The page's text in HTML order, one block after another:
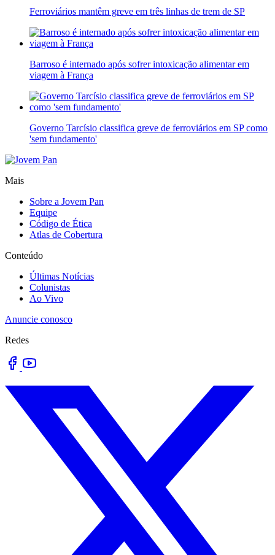
Ferroviários mantêm greve em três linhas de trem de SP
Barroso é internado após sofrer intoxicação alimentar em
viagem à França
Governo Tarcísio classifica greve de ferroviários em SP como
'sem fundamento'
Mais
Sobre a Jovem Pan
Equipe
Código de Ética
Atlas de Cobertura
Conteúdo
Últimas Notícias
Colunistas
Ao Vivo
Anuncie conosco
Redes